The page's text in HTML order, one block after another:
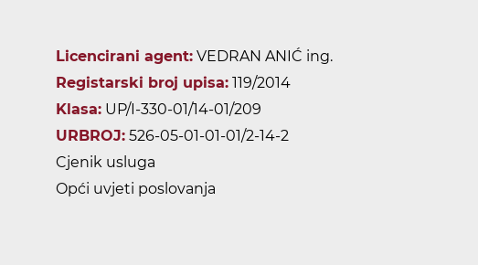
Licencirani agent: VEDRAN ANIĆ ing.
Registarski broj upisa: 119/2014
Klasa: UP/I-330-01/14-01/209
URBROJ: 526-05-01-01-01/2-14-2
Cjenik usluga
Opći uvjeti poslovanja